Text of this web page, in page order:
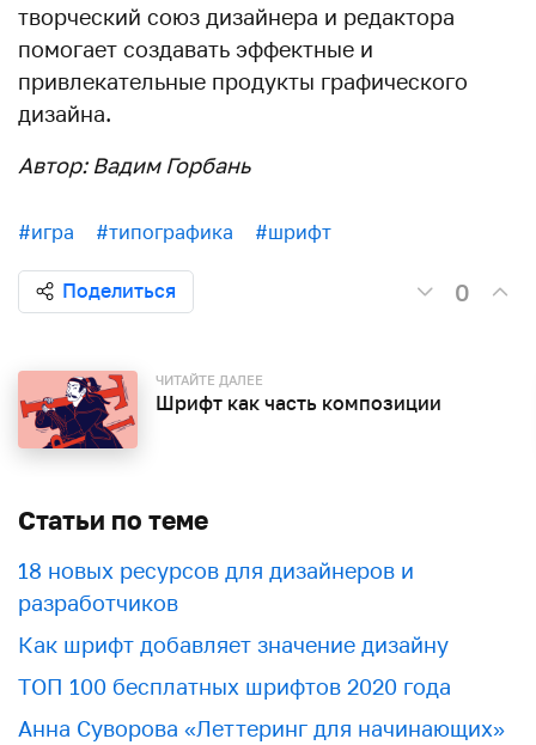
творческий союз дизайнера и редактора
помогает создавать эффектные и
привлекательные продукты графического
дизайна.
Автор: Вадим Горбань
#игра #типографика #шрифт
Поделиться 0
ЧИТАЙТЕ ДАЛЕЕ
Шрифт как часть композиции
Статьи по теме
18 новых ресурсов для дизайнеров и
разработчиков
Как шрифт добавляет значение дизайну
ТОП 100 бесплатных шрифтов 2020 года
Анна Суворова «Леттеринг для начинающих»